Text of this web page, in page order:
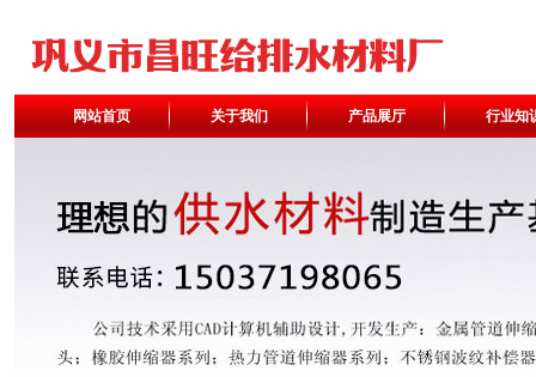
网站首页 关于我们 产品展厅 行业知